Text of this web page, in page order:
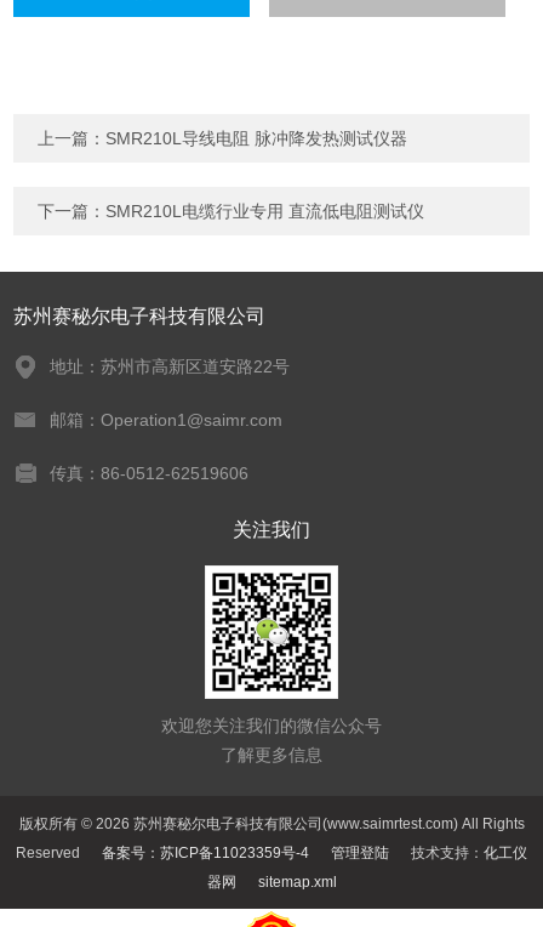
上一篇： SMR210L导线电阻 脉冲降发热测试仪器
下一篇： SMR210L电缆行业专用 直流低电阻测试仪
苏州赛秘尔电子科技有限公司
地址：苏州市高新区道安路22号
邮箱：Operation1@saimr.com
传真：86-0512-62519606
关注我们
欢迎您关注我们的微信公众号
了解更多信息
版权所有 © 2026 苏州赛秘尔电子科技有限公司(www.saimrtest.com) All Rights
Reserved 备案号：苏ICP备11023359号-4 管理登陆 技术支持： 化工仪
器网
sitemap.xml